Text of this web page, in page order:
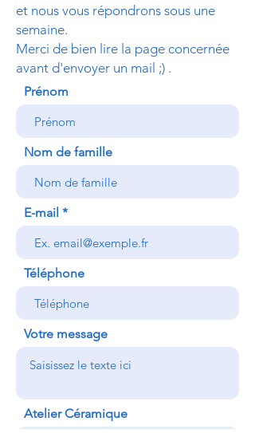
et nous vous répondrons sous une
semaine.
Merci de bien lire la page concernée
avant d'envoyer un mail ;) .
Prénom
Nom de famille
E-mail
Téléphone
Votre message
Atelier Céramique